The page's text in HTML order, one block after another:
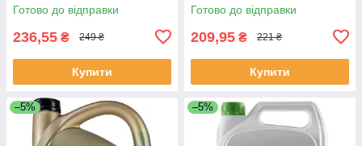
Готово до відправки
236,55 ₴ 249 ₴
Купити
Готово до відправки
209,95 ₴ 221 ₴
Купити
–5% –5%